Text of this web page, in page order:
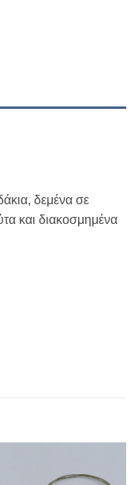
δεμένα σε
και διακοσμημένα